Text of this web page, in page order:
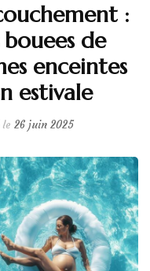
:
de
enceintes
estivale
le 26 juin 2025